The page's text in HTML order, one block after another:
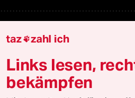
Niedrigwasser
Rente
taz zahl ich
Links lesen,
bekämpfen